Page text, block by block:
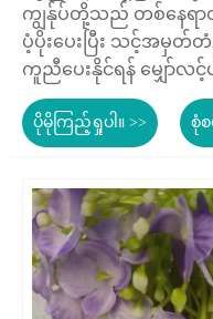
ကျွန်ုပ်တို့သည် တစ်နေရာတ
ပံ့ပိုးပေးပြီး သင့်အမှတ်
ကူညီပေးနိုင်ရန် မျှော်လ
ပိုမိုကြည့်ရှုပါ။ >> စုံစ